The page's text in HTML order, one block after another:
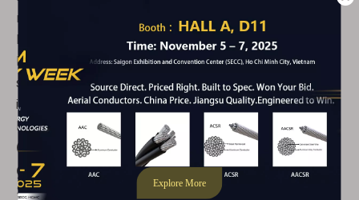
rinnovabili
Progetti di sviluppo di servizi pubblici e infrastrutture
Mantenendo una conduttività costante e connessioni
sicure, i nostri capicorda offrono prestazioni affidabili
in ambienti esigenti. Per soluzioni correlate, esplora
la nostra gamma di
Accessori via cavo.
Come selezionare il capocorda
giusto
Scegliere il corretto capocordaè essenziale per la